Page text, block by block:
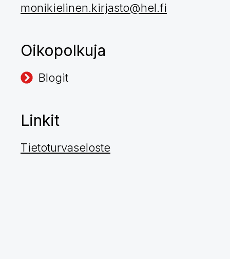
monikielinen.kirjasto@hel.fi
Oikopolkuja
Blogit
Linkit
Tietoturvaseloste